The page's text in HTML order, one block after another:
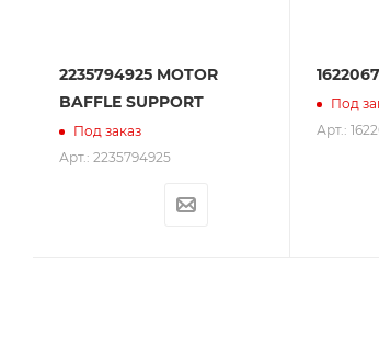
2235794925 MOTOR
BAFFLE SUPPORT
Под заказ
Арт.: 2235794925
Под
Арт.: